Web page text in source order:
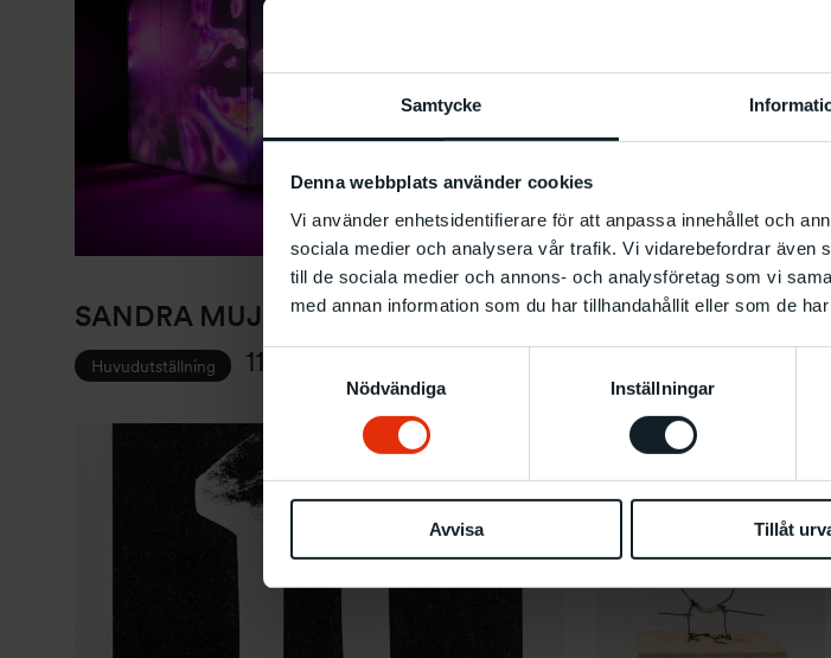
Samtycke
Denna webbplats använder cookies
Vi använder enhetsidentifierare för att anpassa innehållet och
sociala medier och analysera vår trafik. Vi vidarebefordrar även
till de sociala medier och annons- och analysföretag som vi
med annan information som du har tillhandahållit eller som de
Nödvändiga
Inställningar
Avvisa Tillåt
SANDRA MUJINGA
Huvudutställning 11.6
WILLIAM SCOTT
MUJINGA